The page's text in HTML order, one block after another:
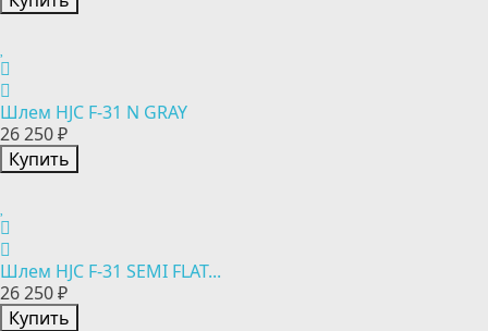
Шлем HJC F-31 N GRAY
26 250 ₽
Купить
Шлем HJC F-31 SEMI FLAT...
26 250 ₽
Купить